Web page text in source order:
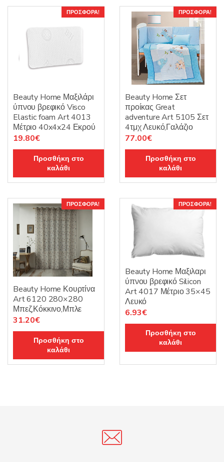
ΠΡΟΣΦΟΡΆ!
Beauty Home Μαξιλάρι
ύπνου βρεφικό Visco
Elastic foam Art 4013
Μέτριο 40x4x24 Εκρού
Original
price
19.80€Η
τρέχουσα
τιμή
είναι:
19.80€.
Προσθήκη στο
καλάθι
ΠΡΟΣΦΟΡΆ!
Beauty Home Σετ
προίκας Great
adventure Art 5105 Σετ
4τμχ Λευκό,Γαλάζιο
Original
price
77.00€Η
τρέχουσα
τιμή
είναι:
77.00€.
Προσθήκη στο
καλάθι
ΠΡΟΣΦΟΡΆ!
Beauty Home Κουρτίνα
Art 6120 280×280
Μπεζ,Κόκκινο,Μπλε
Original
price
31.20€Η
τρέχουσα
τιμή
είναι:
31.20€.
Προσθήκη στο
καλάθι
ΠΡΟΣΦΟΡΆ!
Beauty Home Μαξιλαρι
ύπνου βρεφικό Silicon
Art 4017 Μέτριο 35×45
Λευκό
Original
price
6.93€Η
τρέχουσα
τιμή
είναι:
Προσθήκη στο
καλάθι